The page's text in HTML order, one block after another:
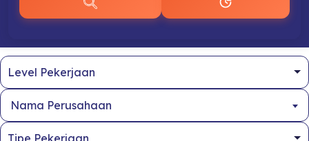
Nama Perusahaan